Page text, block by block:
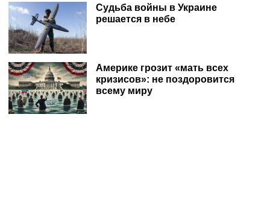
Судьба войны в Украине
решается в небе
Америке грозит «мать всех
кризисов»: не поздоровится
всему миру